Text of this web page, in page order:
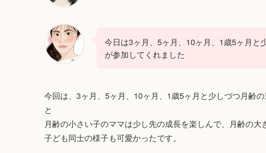
今日は3ヶ月、5ヶ月、10ヶ月、1歳5ヶ月と
が参加してくれました
今回は、3ヶ月、5ヶ月、10ヶ月、1歳5ヶ月と少しづつ月齢
と
月齢の小さい子のママは少し先の成長を楽しんで、月齢の大
子ども同士の様子も可愛かったです。